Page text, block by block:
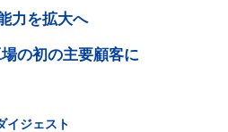
力を拡大へ
の初の主要顧客に
イジェスト